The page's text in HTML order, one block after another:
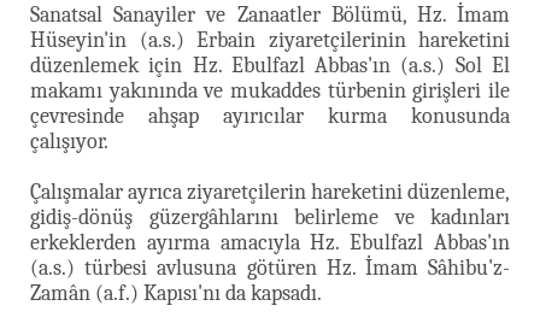
Sanatsal Sanayiler ve Zanaatler Bölümü, Hz. İmam
Hüseyin'in (a.s.) Erbain ziyaretçilerinin hareketini
düzenlemek için Hz. Ebulfazl Abbas'ın (a.s.) Sol El
makamı yakınında ve mukaddes türbenin girişleri ile
çevresinde ahşap ayırıcılar kurma konusunda
çalışıyor.
Çalışmalar ayrıca ziyaretçilerin hareketini düzenleme,
gidiş-dönüş güzergâhlarını belirleme ve kadınları
erkeklerden ayırma amacıyla Hz. Ebulfazl Abbas'ın
(a.s.) türbesi avlusuna götüren Hz. İmam Sâhibu'z-
Zamân (a.f.) Kapısı'nı da kapsadı.